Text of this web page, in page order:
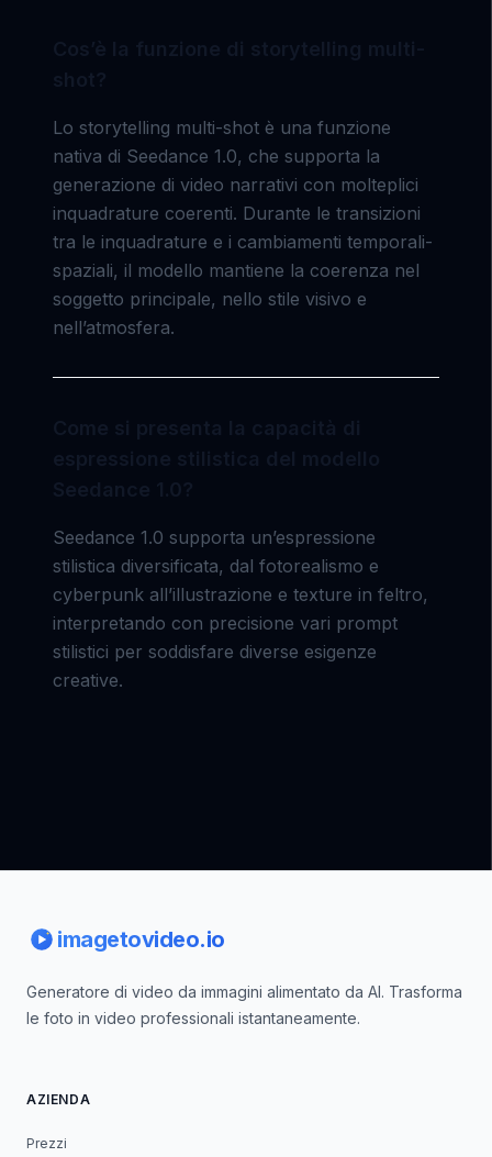
Lo storytelling multi-shot è una funzione
nativa di Seedance 1.0, che supporta la
generazione di video narrativi con molteplici
inquadrature coerenti. Durante le transizioni
tra le inquadrature e i cambiamenti temporali-
spaziali, il modello mantiene la coerenza nel
soggetto principale, nello stile visivo e
nell’atmosfera.
Seedance 1.0 supporta un’espressione
stilistica diversificata, dal fotorealismo e
cyberpunk all’illustrazione e texture in feltro,
interpretando con precisione vari prompt
stilistici per soddisfare diverse esigenze
creative.
imagetovideo.io
Generatore di video da immagini alimentato da AI. Trasforma
le foto in video professionali istantaneamente.
AZIENDA
Prezzi